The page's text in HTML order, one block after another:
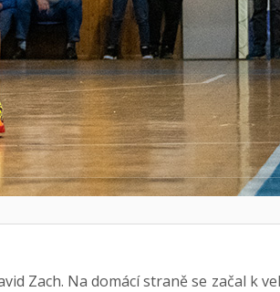
Zach. Na domácí straně se začal k